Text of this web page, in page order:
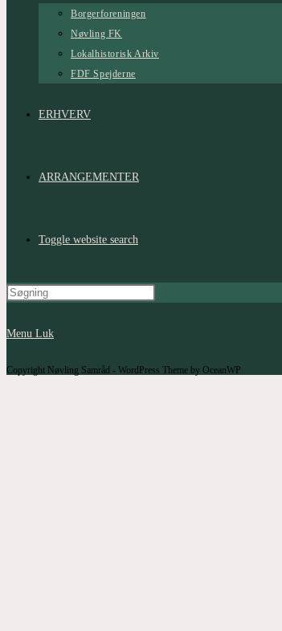
Borgerforeningen
Nøvling FK
Lokalhistorisk Arkiv
FDF Spejderne
ERHVERV
ARRANGEMENTER
Toggle website search
Menu Luk
Copyright Nøvling Samråd - WordPress Theme by OceanWP